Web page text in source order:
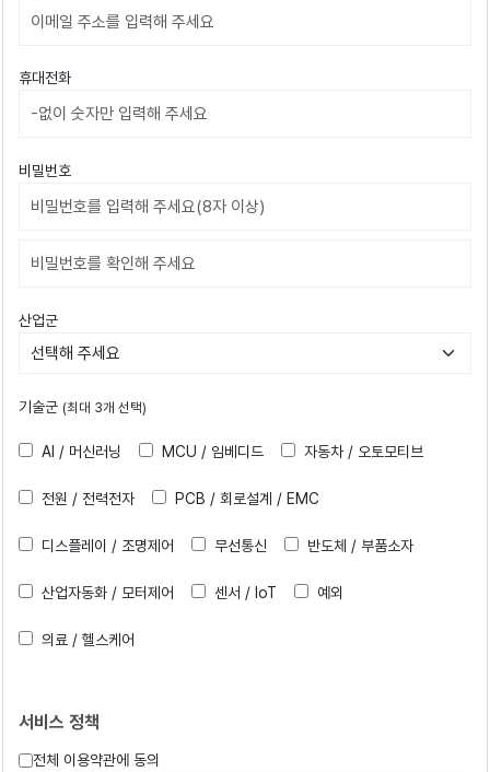
휴대전화
비밀번호
비밀번호확인
산업군
기술군 (최대 3개 선택)
AI / 머신러닝 MCU / 임베디드 자동차 / 오토모티브
전원 / 전력전자 PCB / 회로설계 / EMC
디스플레이 / 조명제어 무선통신 반도체 / 부품소자
산업자동화 / 모터제어 센서 / IoT 예외
의료 / 헬스케어
서비스 정책
전체 이용약관에 동의